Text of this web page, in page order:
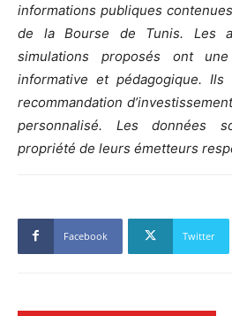
informations publiques
de la Bourse de Tunis. Les
simulations proposés ont
informative et pédagogique.
recommandation
personnalisé. Les données
propriété de leurs émetteurs
Facebook Twitter